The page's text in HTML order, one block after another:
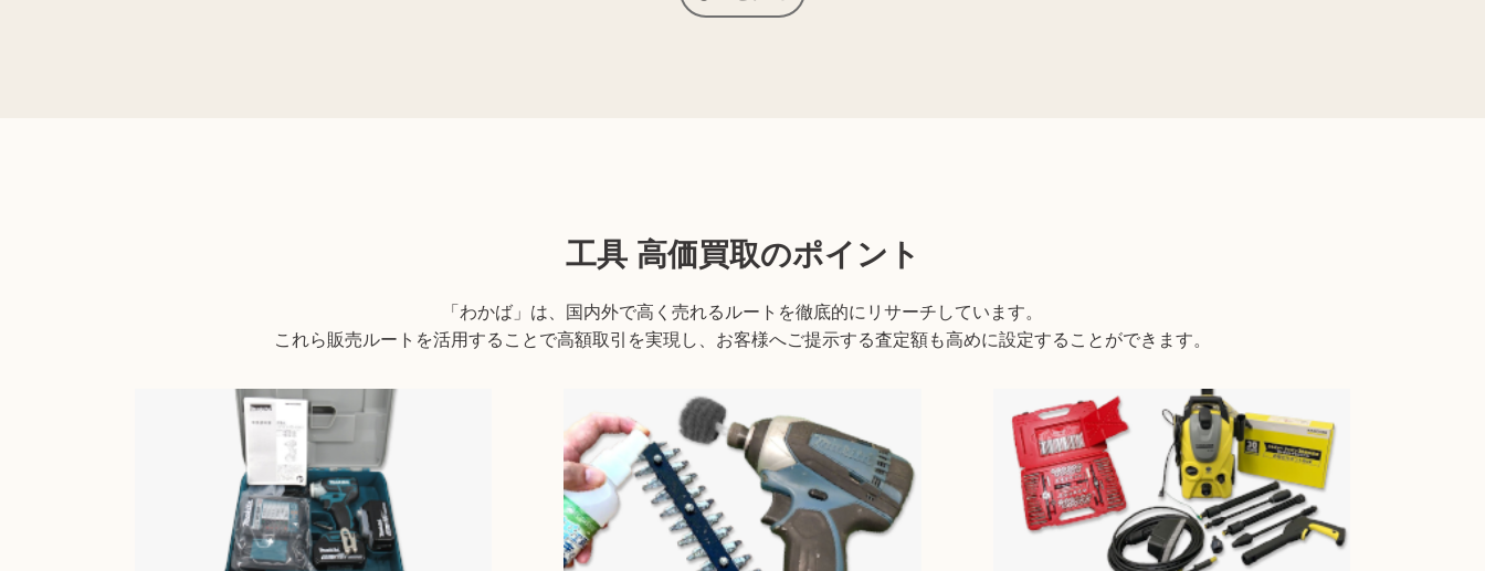
工具高価買取のポイント
「わかば」は、国内外で高く売れるルートを徹底的にリサーチしています。
これら販売ルートを活用することで高額取引を実現し、お客様へご提示する査定額も高めに設定することができます。